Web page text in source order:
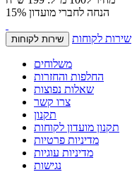
הנחה לחברי מועדון 15%
שירות לקוחות שירות לקוחות
משלוחים
החלפות והחזרות
שאלות נפוצות
צרו קשר
תקנון
תקנון מועדון לקוחות
מדיניות פרטיות
מדיניות עוגיות
נגישות